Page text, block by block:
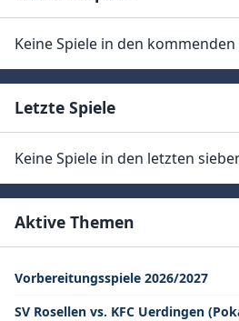
Keine Spiele in den kommenden
Letzte Spiele
Keine Spiele in den letzten
Aktive Themen
Vorbereitungsspiele 2026/2027
SV Rosellen vs. KFC Uerdingen